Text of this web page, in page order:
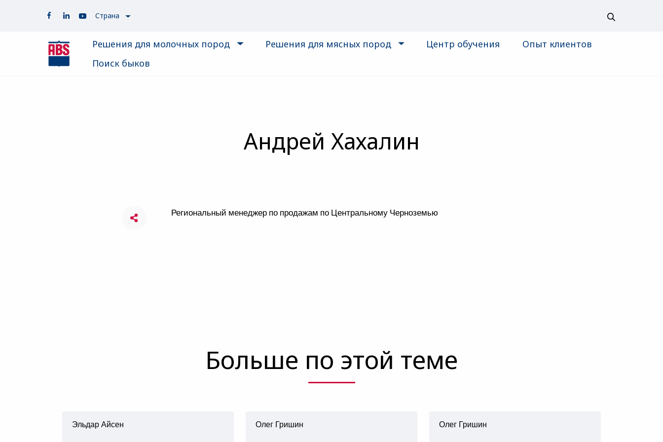
Страна
Решения для молочных пород Решения для мясных пород Центр обучения
Опыт клиентов
Поиск быков
Андрей Хахалин
Региональный менеджер по продажам по Центральному Черноземью
Больше по этой теме
Эльдар Айсен Олег Гришин Олег Гришин